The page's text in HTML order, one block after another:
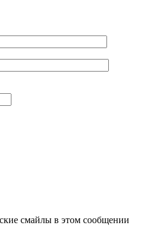
смайлы в этом сообщении